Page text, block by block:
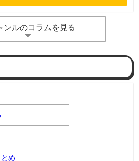
ンルのコラムを見る
め